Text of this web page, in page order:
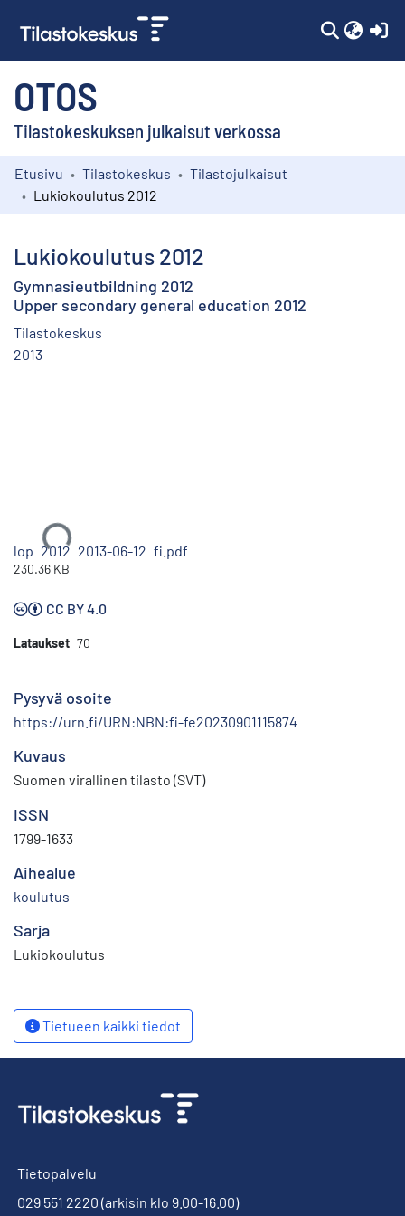
OTOS
Tilastokeskuksen julkaisut verkossa
Kokoelmat
Etusivu Tilastokeskus
Tilastojulkaisut
Lukiokoulutus 2012
Lukiokoulutus 2012
Gymnasieutbildning 2012
Upper secondary general education 2012
Tilastokeskus
2013
Ladataan...
lop_2012_2013-06-12_fi.pdf
230.36 KB
CC BY 4.0
Lataukset 70
Pysyvä osoite
https://urn.fi/URN:NBN:fi-fe20230901115874
Kuvaus
Suomen virallinen tilasto (SVT)
ISSN
1799-1633
Aihealue
koulutus
Sarja
Lukiokoulutus
Tietueen kaikki tiedot
Tietopalvelu
029 551 2220 (arkisin klo 9.00-16.00)